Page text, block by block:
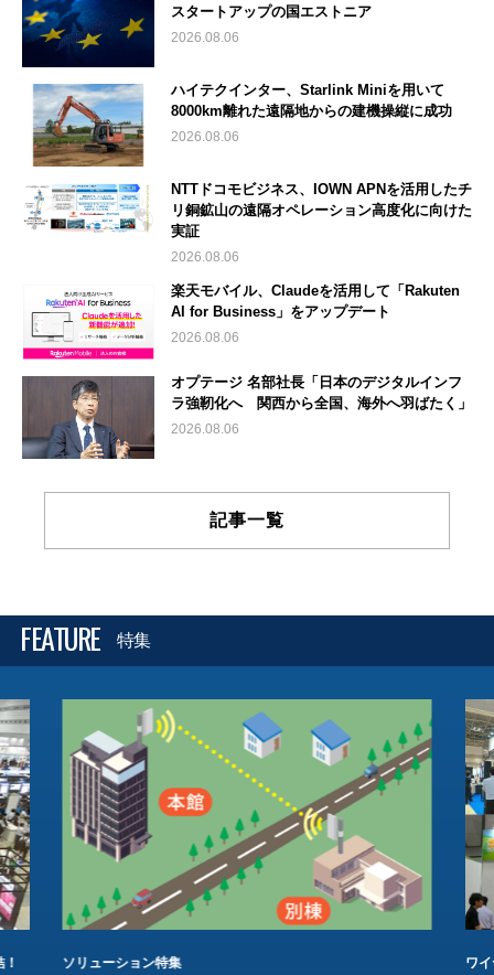
スタートアップの国エストニア
2026.08.06
ハイテクインター、Starlink Miniを用いて
8000km離れた遠隔地からの建機操縦に成功
2026.08.06
NTTドコモビジネス、IOWN APNを活用したチ
リ銅鉱山の遠隔オペレーション高度化に向けた
実証
2026.08.06
楽天モバイル、Claudeを活用して「Rakuten
AI for Business」をアップデート
2026.08.06
オプテージ 名部社長「日本のデジタルインフ
ラ強靭化へ 関西から全国、海外へ羽ばたく」
2026.08.06
記事一覧
FEATURE 特集
ソリューション特集 ワ